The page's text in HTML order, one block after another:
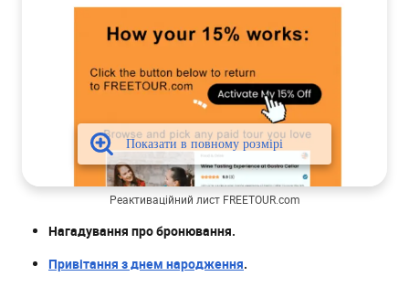
Реактиваційний лист FREETOUR.com
Нагадування про бронювання.
Привітання з днем народження.